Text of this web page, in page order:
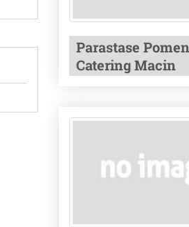
Parastase
Catering Macin